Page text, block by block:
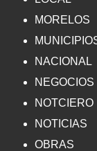
MORELOS
NACIONAL
NEGOCIOS
NOTCIERO
NOTICIAS
OBRAS